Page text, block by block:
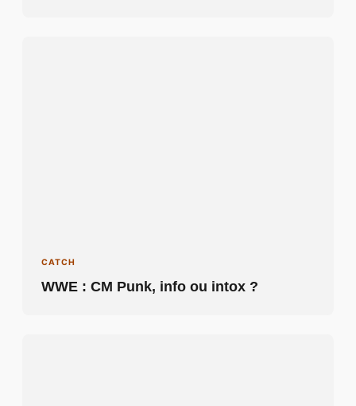
CATCH
WWE : CM Punk, info ou intox ?